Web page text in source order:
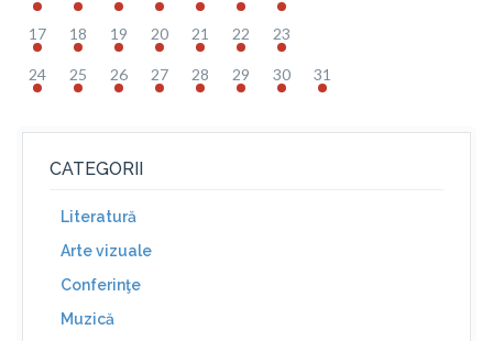
17 18 19 20 21 22 23
24 25 26 27 28 29 30 31
CATEGORII
Literatură
Arte vizuale
Conferinţe
Muzică